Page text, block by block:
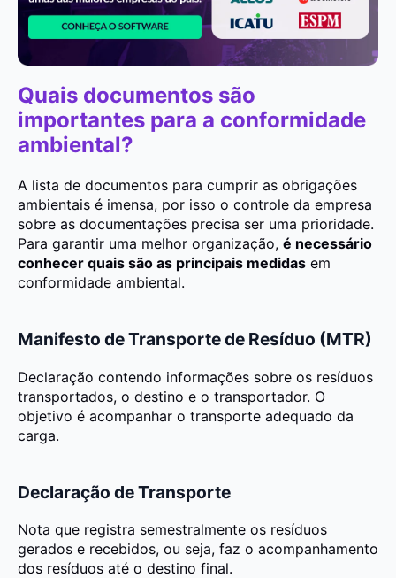
Quais documentos são
importantes para a conformidade
ambiental?
A lista de documentos para cumprir as obrigações
ambientais é imensa, por isso o controle da empresa
sobre as documentações precisa ser uma prioridade.
Para garantir uma melhor organização, é necessário
conhecer quais são as principais medidas em
conformidade ambiental.
Manifesto de Transporte de Resíduo (MTR)
Declaração contendo informações sobre os resíduos
transportados, o destino e o transportador. O
objetivo é acompanhar o transporte adequado da
carga.
Declaração de Transporte
Nota que registra semestralmente os resíduos
gerados e recebidos, ou seja, faz o acompanhamento
dos resíduos até o destino final.